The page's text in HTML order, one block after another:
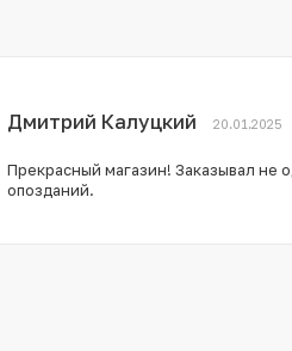
Дмитрий Калуцкий 20.01.2025
Прекрасный магазин! Заказывал не
опозданий.